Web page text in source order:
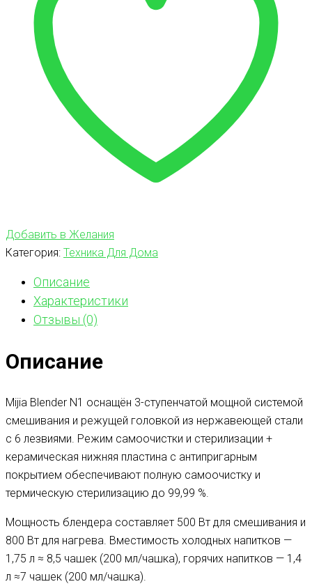
Добавить в Желания
Категория: Техника Для Дома
Описание
Характеристики
Отзывы (0)
Описание
Mijia Blender N1 оснащён 3-ступенчатой мощной системой
смешивания и режущей головкой из нержавеющей стали
с 6 лезвиями. Режим самоочистки и стерилизации +
керамическая нижняя пластина с антипригарным
покрытием обеспечивают полную самоочистку и
термическую стерилизацию до 99,99 %.
Мощность блендера составляет 500 Вт для смешивания и
800 Вт для нагрева. Вместимость холодных напитков —
1,75 л ≈ 8,5 чашек (200 мл/чашка), горячих напитков — 1,4
л ≈7 чашек (200 мл/чашка).